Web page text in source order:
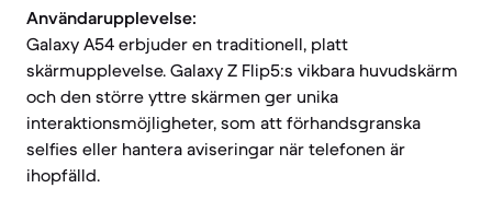
Användarupplevelse:
Galaxy A54 erbjuder en traditionell, platt
skärmupplevelse. Galaxy Z Flip5:s vikbara huvudskärm
och den större yttre skärmen ger unika
interaktionsmöjligheter, som att förhandsgranska
selfies eller hantera aviseringar när telefonen är
ihopfälld.